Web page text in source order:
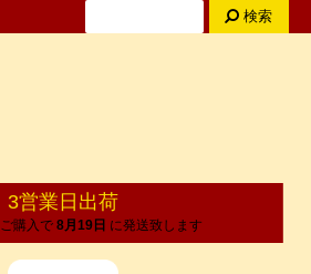
検索
3営業日出荷
ご購入で8月19日 に発送致します